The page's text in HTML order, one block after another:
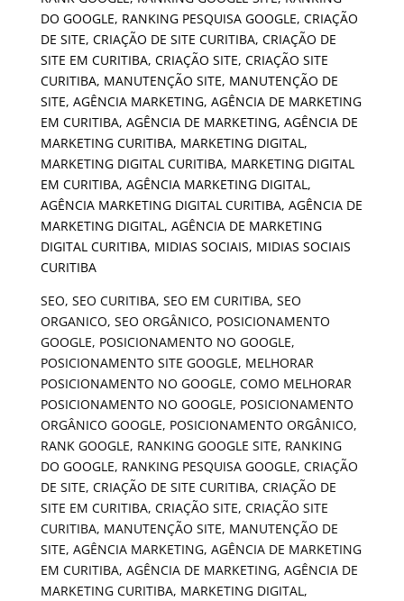
SEO, SEO CURITIBA, SEO EM CURITIBA, SEO
ORGANICO, SEO ORGÂNICO, POSICIONAMENTO
GOOGLE, POSICIONAMENTO NO GOOGLE,
POSICIONAMENTO SITE GOOGLE, MELHORAR
POSICIONAMENTO NO GOOGLE, COMO MELHORAR
POSICIONAMENTO NO GOOGLE, POSICIONAMENTO
ORGÂNICO GOOGLE, POSICIONAMENTO ORGÂNICO,
RANK GOOGLE, RANKING GOOGLE SITE, RANKING
DO GOOGLE, RANKING PESQUISA GOOGLE, CRIAÇÃO
DE SITE, CRIAÇÃO DE SITE CURITIBA, CRIAÇÃO DE
SITE EM CURITIBA, CRIAÇÃO SITE, CRIAÇÃO SITE
CURITIBA, MANUTENÇÃO SITE, MANUTENÇÃO DE
SITE, AGÊNCIA MARKETING, AGÊNCIA DE MARKETING
EM CURITIBA, AGÊNCIA DE MARKETING, AGÊNCIA DE
MARKETING CURITIBA, MARKETING DIGITAL,